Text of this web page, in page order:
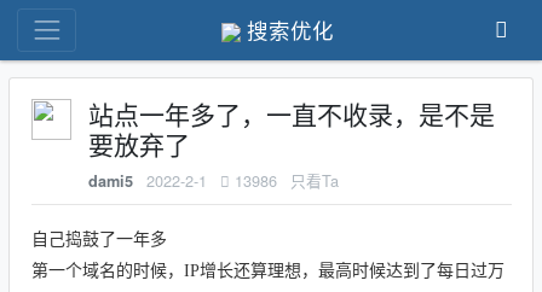
搜索优化
站点一年多了，一直不收录，是不是
要放弃了
dami5 2022-2-1 13986 只看Ta
自己捣鼓了一年多
第一个域名的时候，IP增长还算理想，最高时候达到了每日过万